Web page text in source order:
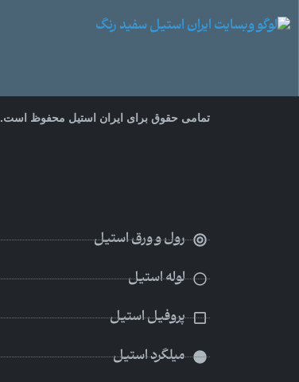
تمامی حقوق برای ایران استیل محفوظ است.
رول و ورق استیل
لوله استیل
پروفیل استیل
میلگرد استیل